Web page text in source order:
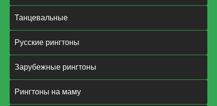
Танцевальные
Русские рингтоны
Зарубежные рингтоны
Рингтоны на маму